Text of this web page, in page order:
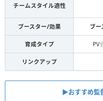
チームスタイル適性
ブースター/効果 ブー
育成タイプ
リンクアップ
▶︎おすすめ監